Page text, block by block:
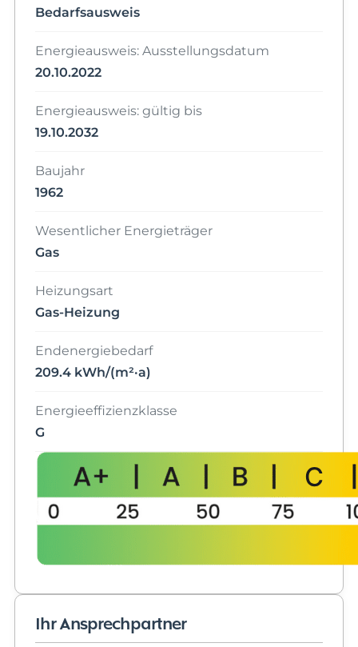
Bedarfsausweis
Energieausweis: Ausstellungsdatum
20.10.2022
Energieausweis: gültig bis
19.10.2032
Baujahr
1962
Wesentlicher Energieträger
Gas
Heizungsart
Gas-Heizung
Endenergiebedarf
209.4 kWh/(m²·a)
Energieeffizienzklasse
G
Ihr Ansprechpartner